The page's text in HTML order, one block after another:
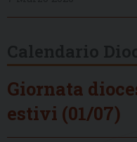
Giornata
estivi (01/07)